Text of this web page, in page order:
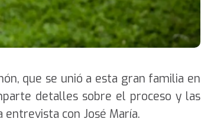
que se unió a esta gran familia en
detalles sobre el proceso y las
con José María.